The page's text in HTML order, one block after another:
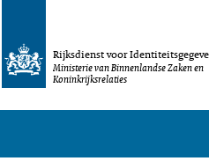
Rijksdienst voor
Ministerie van Binnenlandse Zaken en
Koninkrijksrelaties